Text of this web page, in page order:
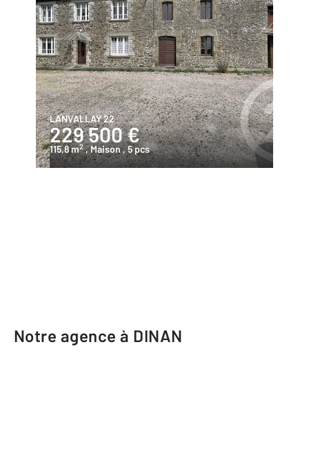
LANVALLAY 22
229 500 €
115,8 m2 , Maison, 5 pcs
Notre agence à DINAN